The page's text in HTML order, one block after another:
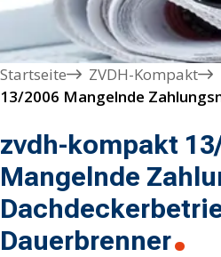
Startseite
ZVDH-Kompakt
zvdh-kompakt
Mangelnde
Dauerbrenner